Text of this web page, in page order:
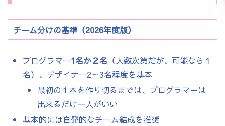
チーム分けの基準（2026年度版）
プログラマー1名か２名 （人数次第だが、可能なら１
名）、デザイナー2～3名程度を基本
最初の１本を作り切るまでは、プログラマーは
出来るだけ一人がいい
基本的には自発的なチーム結成を推奨